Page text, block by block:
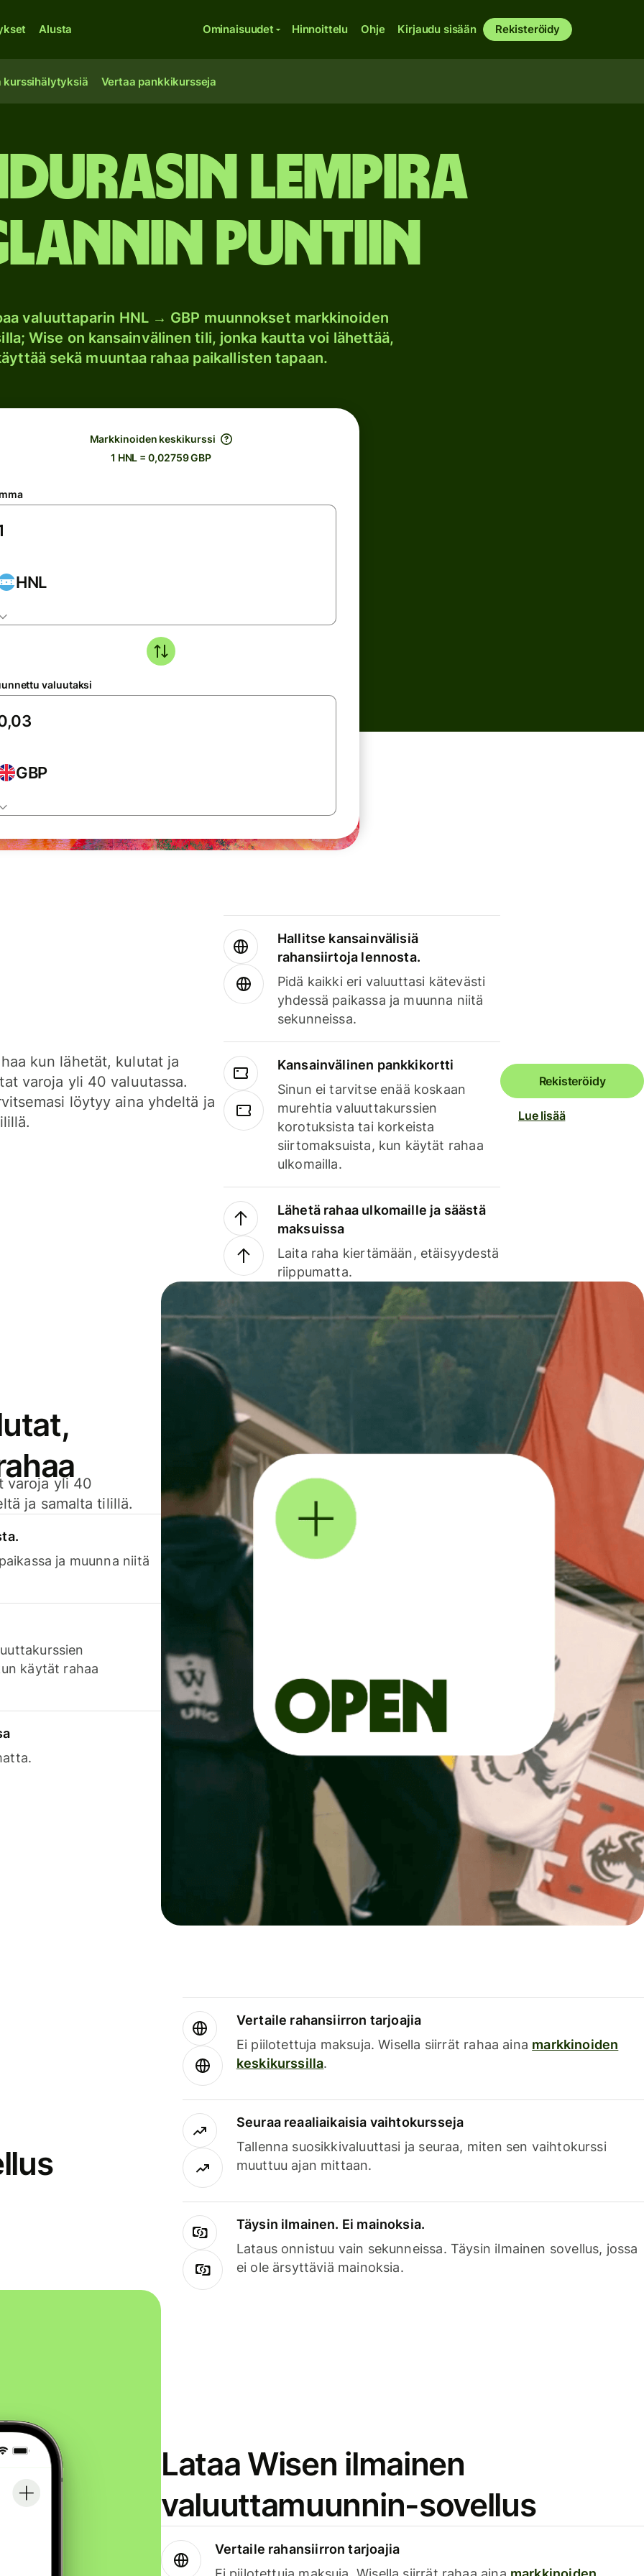
Alusta Ominaisuudet Hinnoittelu Ohje Kirjaudu sisään Rekisteröidy
kurssihälytyksiä Vertaa pankkikursseja
lempira
puntiin
valuuttaparin HNL → GBP muunnokset markkinoiden
Wise on kansainvälinen tili, jonka kautta voi lähettää,
sekä muuntaa rahaa paikallisten tapaan.
Markkinoiden keskikurssi
1 HNL = 0,02759 GBP
HNL
valuutaksi
GBP
kun lähetät, kulutat ja
varoja yli 40 valuutassa.
löytyy aina yhdeltä ja
Hallitse kansainvälisiä
rahansiirtoja lennosta.
Pidä kaikki eri valuuttasi kätevästi
yhdessä paikassa ja muunna niitä
sekunneissa.
Kansainvälinen pankkikortti
Sinun ei tarvitse enää koskaan
murehtia valuuttakurssien
korotuksista tai korkeista
siirtomaksuista, kun käytät rahaa
ulkomailla.
Lähetä rahaa ulkomaille ja säästä
maksuissa
Laita raha kiertämään, etäisyydestä
riippumatta.
Rekisteröidy
Lue lisää
varoja yli 40
ja samalta tilillä.
ja muunna niitä
käytät rahaa
Vertaile rahansiirron tarjoajia
Ei piilotettuja maksuja. Wisella siirrät rahaa aina markkinoiden
keskikurssilla.
Seuraa reaaliaikaisia vaihtokursseja
Tallenna suosikkivaluuttasi ja seuraa, miten sen vaihtokurssi
muuttuu ajan mittaan.
Täysin ilmainen. Ei mainoksia.
Lataus onnistuu vain sekunneissa. Täysin ilmainen sovellus, jossa
ei ole ärsyttäviä mainoksia.
Lataa Wisen ilmainen
valuuttamuunnin-sovellus
Vertaile rahansiirron tarjoajia